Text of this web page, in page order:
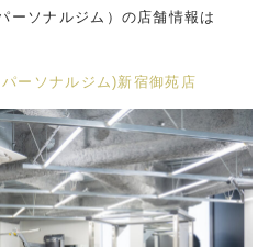
ソナルジム）の店舗情報は
ーソナルジム)新宿御苑店